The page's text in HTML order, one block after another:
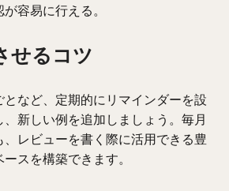
容易に行える。
せるコツ
など、定期的にリマインダーを設
新しい例を追加しましょう。毎月
レビューを書く際に活用できる豊
スを構築できます。